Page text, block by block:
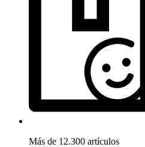
Más de 12.300 artículos